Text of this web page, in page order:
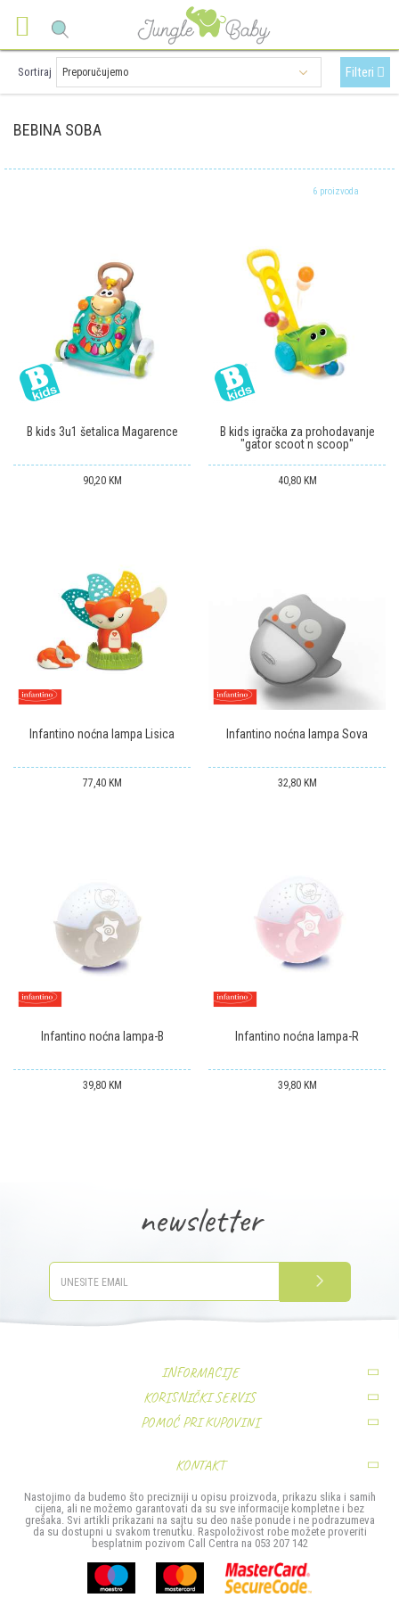
BEBINA SOBA
Sortiraj Filteri
6 proizvoda
B kids 3u1 šetalica Magarence
90,20 KM
B kids igračka za prohodavanje
"gator scoot n scoop"
40,80 KM
Infantino noćna lampa Lisica
77,40 KM
Infantino noćna lampa Sova
32,80 KM
Infantino noćna lampa-B
39,80 KM
Infantino noćna lampa-R
39,80 KM
newsletter
PRIJAVITE SE
INFORMACIJE
O nama
Zaposlenje
KORISNIČKI SERVIS
Uslovi korišćenja i prodaje
Načini plaćanja
Isporuka
Zamjena artikla
POMOĆ PRI KUPOVINI
Povrat sredstava
Reklamacije
KONTAKT
MIS TRADE- Company d.o.o.
Stefana Provenčanog bb
74000 Doboj
Bosna i Hercegovina
Nastojimo da budemo što precizniji u opisu proizvoda, prikazu slika i samih
cijena, ali ne možemo garantovati da su sve informacije kompletne i bez
grešaka. Svi artikli prikazani na sajtu su deo naše ponude i ne podrazumeva
da su dostupni u svakom trenutku. Raspoloživost robe možete proveriti
besplatnim pozivom Call Centra na 053 207 142
Ova web-stranica koristi kolačiće